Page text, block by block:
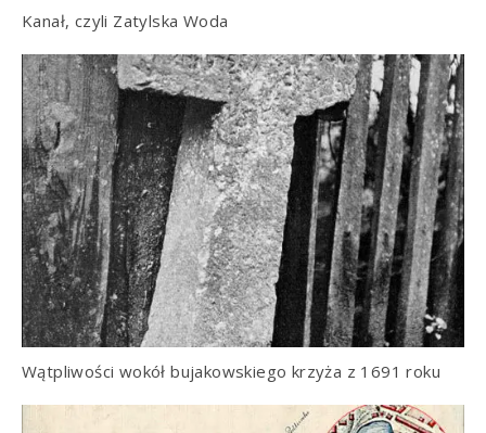
Kanał, czyli Zatylska Woda
Wątpliwości wokół bujakowskiego krzyża z 1691 roku